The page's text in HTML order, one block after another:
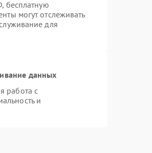
бесплатную
могут отслеживать
для
данных
работа с
и